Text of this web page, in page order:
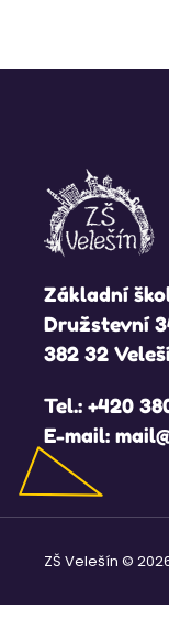
Základní
Družstevní
382 32
Tel.: +420
E-mail:
ZŠ Velešín ©